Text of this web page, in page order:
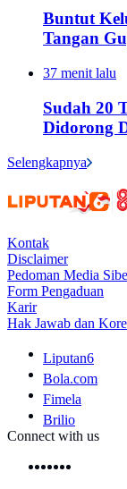
Buntut
Tangan
37 menit lalu
Sudah 20
Didorong
Selengkapnya
Kontak
Disclaimer
Pedoman Media
Form Pengaduan
Karir
Hak Jawab dan
Liputan6
Bola.com
Fimela
Brilio
Connect with us